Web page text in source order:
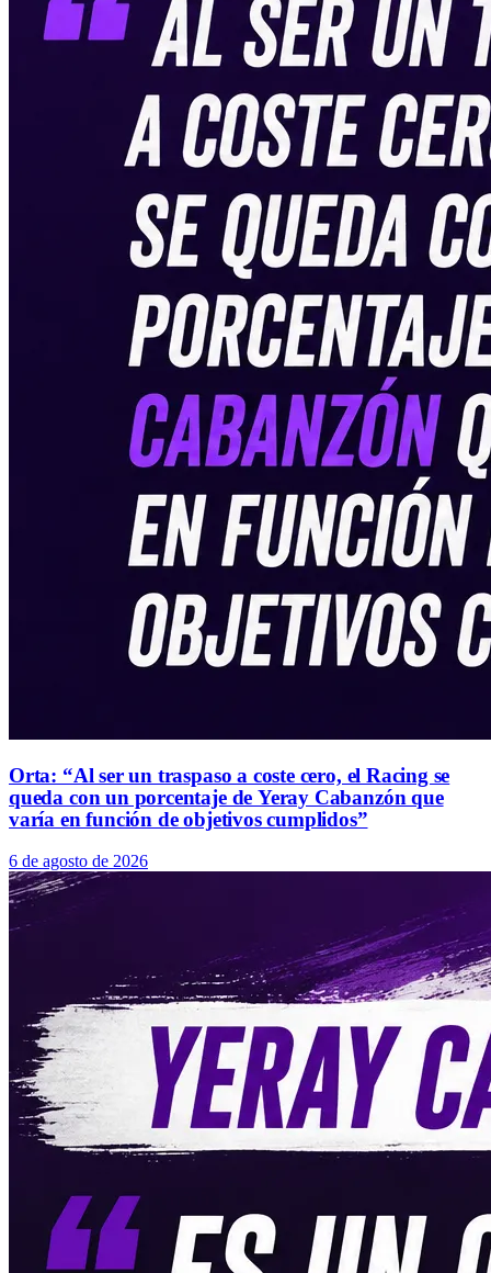
Orta: “Al ser un traspaso a coste cero, el Racing se
queda con un porcentaje de Yeray Cabanzón que
varía en función de objetivos cumplidos”
6 de agosto de 2026